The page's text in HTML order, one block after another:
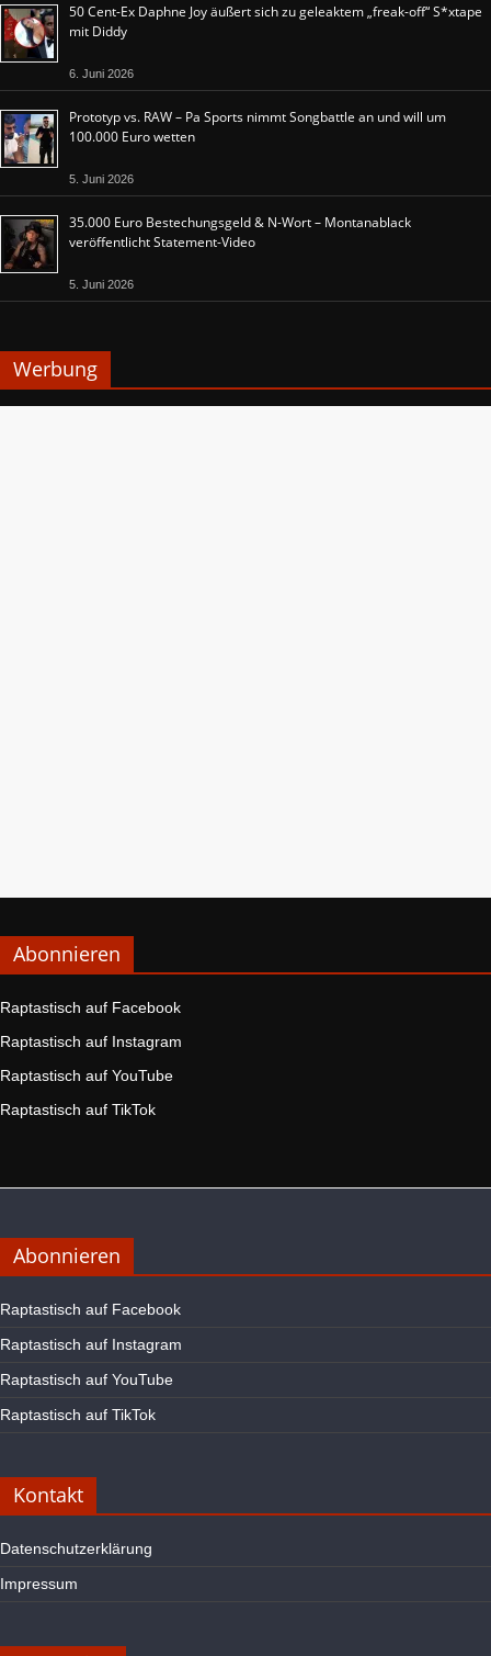
50 Cent-Ex Daphne Joy äußert sich zu geleaktem „freak-off“ S*xtape
mit Diddy
6. Juni 2026
Prototyp vs. RAW – Pa Sports nimmt Songbattle an und will um
100.000 Euro wetten
5. Juni 2026
35.000 Euro Bestechungsgeld & N-Wort – Montanablack
veröffentlicht Statement-Video
5. Juni 2026
Werbung
Abonnieren
Raptastisch auf Facebook
Raptastisch auf Instagram
Raptastisch auf YouTube
Raptastisch auf TikTok
Abonnieren
Raptastisch auf Facebook
Raptastisch auf Instagram
Raptastisch auf YouTube
Raptastisch auf TikTok
Kontakt
Datenschutzerklärung
Impressum